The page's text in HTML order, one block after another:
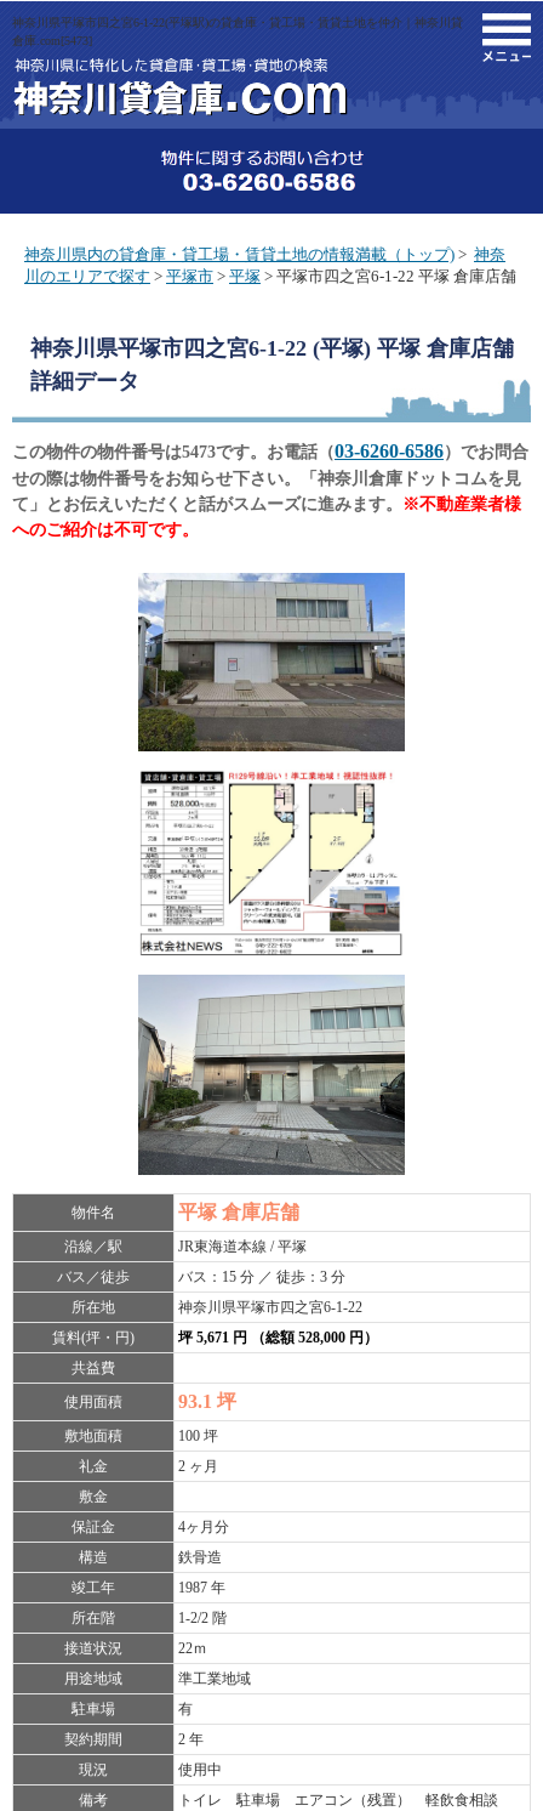
神奈川県平塚市四之宮6-1-22(平塚駅)の貸倉庫・貸工場・賃貸土地を仲介｜神奈川貸
倉庫.com[5473]
神奈川県内の貸倉庫・貸工場・賃貸土地の情報満載（トップ) > 神奈
川のエリアで探す > 平塚市 > 平塚 > 平塚市四之宮6-1-22 平塚 倉庫店舗
神奈川県平塚市四之宮6-1-22 (平塚) 平塚 倉庫店舗
詳細データ
この物件の物件番号は5473です。お電話（03-6260-6586）でお問合
せの際は物件番号をお知らせ下さい。「神奈川倉庫ドットコムを見
て」とお伝えいただくと話がスムーズに進みます。
※不動産業者様
へのご紹介は不可です。
物件名 平塚 倉庫店舗
沿線／駅
JR東海道本線 / 平塚
バス／徒歩
バス：15 分 ／ 徒歩：3 分
所在地
神奈川県平塚市四之宮6-1-22
賃料(坪・円)
坪 5,671 円 （総額 528,000 円）
共益費
使用面積
93.1 坪
敷地面積
100 坪
礼金
2 ヶ月
敷金
保証金
4ヶ月分
構造
鉄骨造
竣工年
1987 年
所在階
1-2/2 階
接道状況
22ｍ
用途地域
準工業地域
駐車場
有
契約期間
2 年
現況
使用中
備考
トイレ 駐車場 エアコン（残置） 軽飲食相談